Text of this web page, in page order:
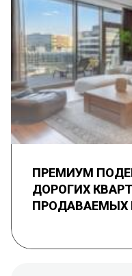
ПРЕМИУМ
ДОРОГИХ
ПРОДАВАЕМЫХ